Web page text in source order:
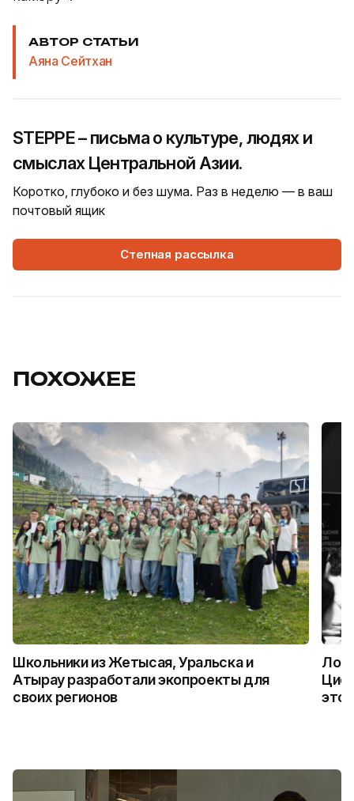
АВТОР СТАТЬИ
Аяна Сейтхан
STEPPE – письма о культуре, людях и
смыслах Центральной Азии.
Коротко, глубоко и без шума. Раз в неделю — в ваш
почтовый ящик
Степная рассылка
ПОХОЖЕЕ
Школьники из Жетысая, Уральска и
Атырау разработали экопроекты для
своих регионов
это